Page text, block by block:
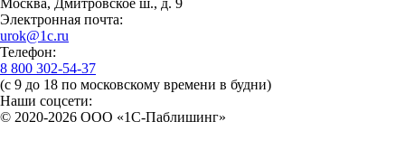
Электронная почта:
urok@1c.ru
Телефон:
8 800 302-54-37
(с 9 до 18 по московскому времени в будни)
Наши соцсети:
© 2020-2026 OOO «1С-Паблишинг»